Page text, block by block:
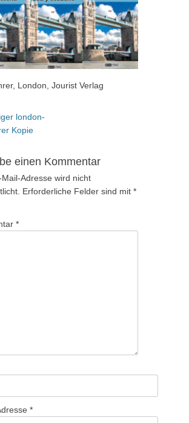
London, Jourist Verlag
Vorheriger
Beitrag:
london-
Kopie
einen Kommentar
Mail-Adresse wird nicht
Erforderliche Felder sind mit *
*
*